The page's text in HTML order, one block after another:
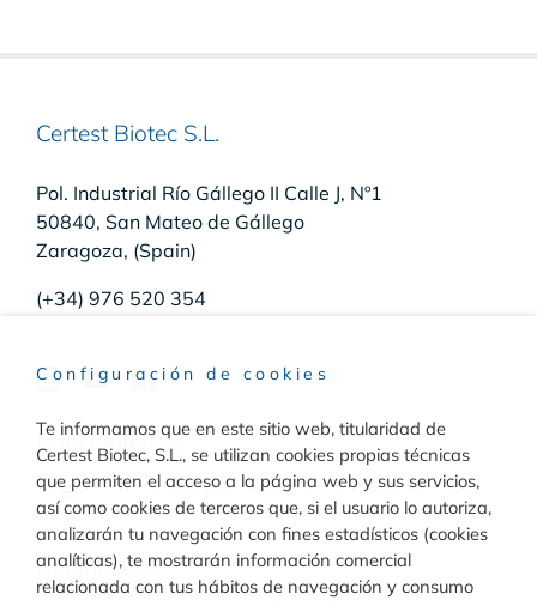
Certest Biotec S.L.
Pol. Industrial Río Gállego II Calle J, Nº1
50840, San Mateo de Gállego
Zaragoza, (Spain)
(+34) 976 520 354
Raw Materials
Toggle
Navigation
Materiales para inmunodiagnóstico
Diagnóstico
Configuración de cookies
Te informamos que en este sitio web, titularidad de
Certest Biotec, S.L., se utilizan cookies propias técnicas
que permiten el acceso a la página web y sus servicios,
así como cookies de terceros que, si el usuario lo autoriza,
analizarán tu navegación con fines estadísticos (cookies
analíticas), te mostrarán información comercial
relacionada con tus hábitos de navegación y consumo